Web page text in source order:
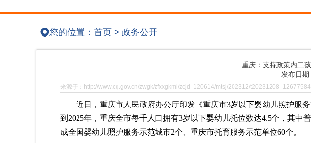
您的位置： 首页 > 政务公开
重庆：支持政策内二
发布日
来源于：http://www.cq.gov.cn/zwgk/zfxxgkml/zcjd_120614/mtsj/202312/
近日，重庆市人民政府办公厅印发《重庆市3岁以下婴幼儿照护服
到2025年，重庆全市每千人口拥有3岁以下婴幼儿托位数达4.5个，其中
成全国婴幼儿照护服务示范城市2个、重庆市托育服务示范单位60个。